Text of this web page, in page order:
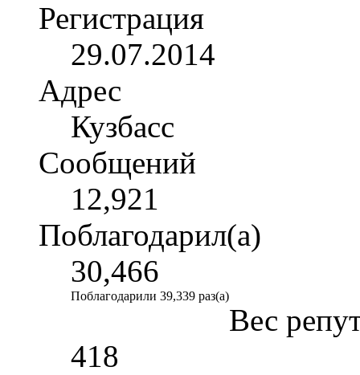
Регистрация
29.07.2014
Адрес
Кузбасс
Сообщений
12,921
Поблагодарил(а)
30,466
Поблагодарили 39,339 раз(а)
Вес
418